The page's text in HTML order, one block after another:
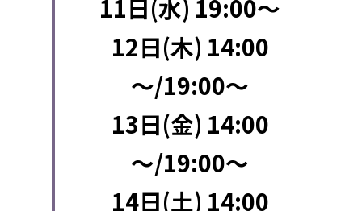
11日(水) 19:00～
12日(木) 14:00
～/19:00～
13日(金) 14:00
～/19:00～
14日(土) 14:00